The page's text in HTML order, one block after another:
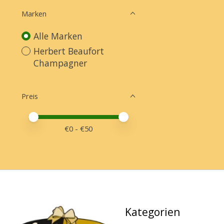
Marken
Alle Marken
Herbert Beaufort
Champagner
Preis
Preis – Mindestwert
Price maximum value
€0 - €50
Kategorien